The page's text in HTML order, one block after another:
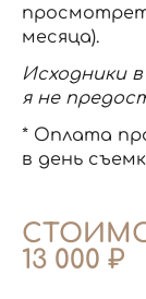
месяца).
Исходники
я не
* Оплата
в день
13 000 ₽